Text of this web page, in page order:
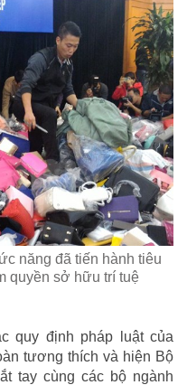
năng đã tiến hành tiêu
quyền sở hữu trí tuệ
quy định pháp luật của
tương thích và hiện Bộ
tay cùng các bộ ngành